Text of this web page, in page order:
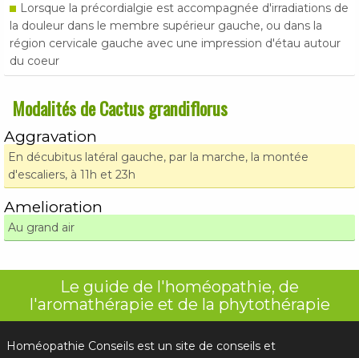
Lorsque la précordialgie est accompagnée d'irradiations de
la douleur dans le membre supérieur gauche, ou dans la
région cervicale gauche avec une impression d'étau autour
du coeur
Modalités de Cactus grandiflorus
Aggravation
En décubitus latéral gauche, par la marche, la montée
d'escaliers, à 11h et 23h
Amelioration
Au grand air
Le guide de l'homéopathie, de
l'aromathérapie et de la phytothérapie
Homéopathie Conseils est un site de conseils et